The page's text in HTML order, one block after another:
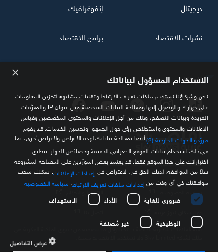
تابعنا
مصدرك الموثوق للمعلومة الاقتصادية
ديجيتال إنفوغرافيك
نشرات الاقتصاد برامج الاقتصاد
سياسة الخصوصية الشروط والأحكام
كافة العلامات التجارية الخاصة بـ SKY وكل ما تتضمنه من حقوق الملكية الفكرية هي
× الاستخدام المسؤول لبياناتك
نحن وشركاؤنا نستخدم ملفات تعريف الارتباط وتقنيات مشابهة لتخزين المعلومات
على جهازك والوصول إليها ومعالجة البيانات الشخصية مثل عنوان IP والمعرّفات
الفريدة وبيانات التصفح، وذلك من أجل الإعلانات والمحتوى المخصّصين وقياس
الإعلانات والمحتوى واستخلاص رؤى حول الجمهور وتحسين الخدمات. قد يقوم
مزوّدو الجهات الخارجية (2)
أيضًا بمعالجة بياناتك لهذه الأغراض ولأغراض أخرى، بما
في ذلك استخدام بيانات الموقع الجغرافي الدقيقة وخصائص الجهاز. تنطبق
اختياراتك على هذا الموقع فقط. قد يعتمد بعض المورّدين على المصلحة المشروعة
بدلاً من الموافقة؛ لديك الحق في الاعتراض في إعدادات الإعلانات . يمكنك سحب
موافقتك في أي وقت من إعدادات ملفات تعريف الارتباط سياسة الخصوصية
ضروري للغاية
الأداء الاستهداف
الوظيفية غير مُصنفة
عرض التفاصيل